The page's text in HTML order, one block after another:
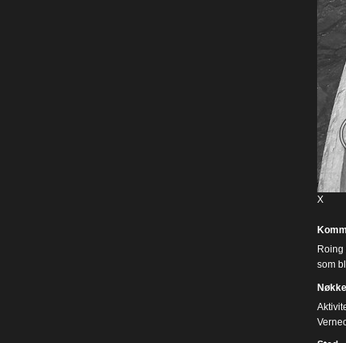
X
som